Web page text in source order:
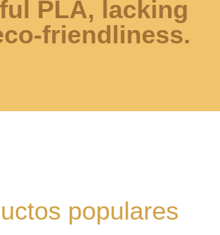
PLA, lacking
friendliness.
populares